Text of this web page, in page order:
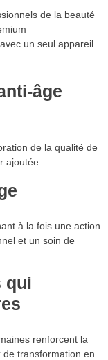
de la beauté
un seul appareil.
âge
de la qualité de
ajoutée.
à la fois une action
et un soin de
qui
renforcent la
transformation en